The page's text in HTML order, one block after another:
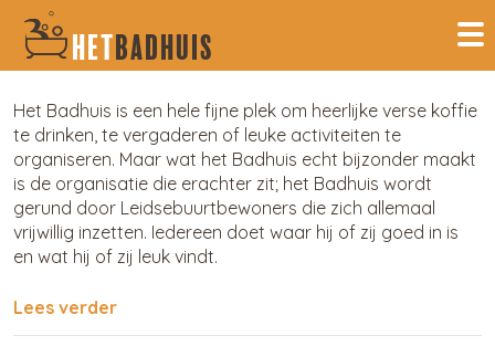
HETBADHUIS
Het Badhuis is een hele fijne plek om heerlijke verse koffie
te drinken, te vergaderen of leuke activiteiten te
organiseren. Maar wat het Badhuis echt bijzonder maakt
is de organisatie die erachter zit; het Badhuis wordt
gerund door Leidsebuurtbewoners die zich allemaal
vrijwillig inzetten. Iedereen doet waar hij of zij goed in is
en wat hij of zij leuk vindt.
Lees verder